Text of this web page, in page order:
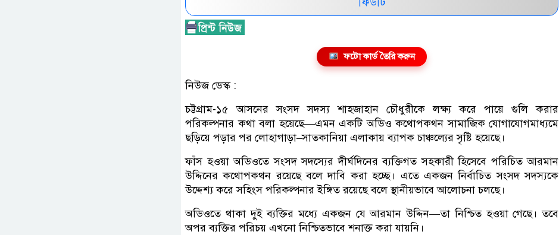
ফটো কার্ড তৈরি করুন
নিউজ ডেস্ক :
চট্টগ্রাম-১৫ আসনের সংসদ সদস্য শাহজাহান চৌধুরীকে লক্ষ্য করে পায়ে গুলি করার
পরিকল্পনার কথা বলা হয়েছে—এমন একটি অডিও কথোপকথন সামাজিক যোগাযোগমাধ্যমে
ছড়িয়ে পড়ার পর লোহাগাড়া–সাতকানিয়া এলাকায় ব্যাপক চাঞ্চল্যের সৃষ্টি হয়েছে।
ফাঁস হওয়া অডিওতে সংসদ সদস্যের দীর্ঘদিনের ব্যক্তিগত সহকারী হিসেবে পরিচিত আরমান
উদ্দিনের কথোপকথন রয়েছে বলে দাবি করা হচ্ছে। এতে একজন নির্বাচিত সংসদ সদস্যকে
উদ্দেশ্য করে সহিংস পরিকল্পনার ইঙ্গিত রয়েছে বলে স্থানীয়ভাবে আলোচনা চলছে।
অডিওতে থাকা দুই ব্যক্তির মধ্যে একজন যে আরমান উদ্দিন—তা নিশ্চিত হওয়া গেছে। তবে
অপর ব্যক্তির পরিচয় এখনো নিশ্চিতভাবে শনাক্ত করা যায়নি।